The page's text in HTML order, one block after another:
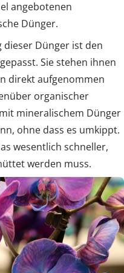
angebotenen
Dünger.
Dünger ist den
Sie stehen ihnen
direkt aufgenommen
organischer
mineralischem Dünger
ohne dass es umkippt.
wesentlich schneller,
werden muss.